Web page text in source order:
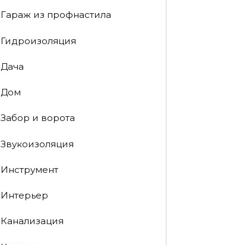
Гараж из профнастила
Гидроизоляция
Дача
Дом
Забор и ворота
Звукоизоляция
Инструмент
Интерьер
Канализация